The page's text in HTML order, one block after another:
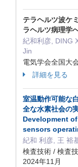
テラヘルツ波ケ
ラヘルツ病理学
紀和利彦, DING
Jin
電気学会全国
詳細を見る
室温動作可能な
全な水素社会の
Development
sensors
紀和 利彦, 王 裕
検査技術 / 検査
2024年11月